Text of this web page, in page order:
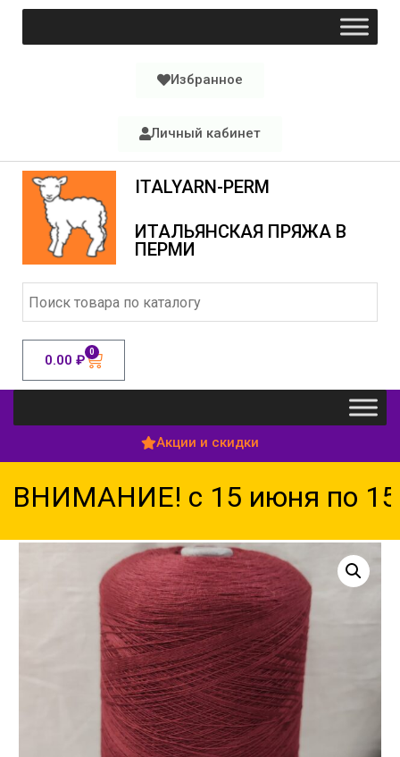
Избранное
Личный кабинет
ITALYARN-PERM
ИТАЛЬЯНСКАЯ ПРЯЖА В
ПЕРМИ
0.00 ₽ 0
Акции и скидки
с 15 июня по 15